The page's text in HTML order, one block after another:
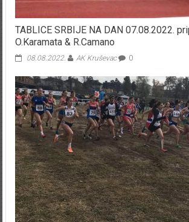
TABLICE SRBIJE NA DAN 07.08.2022.
O.Karamata & R.Camano
08.08.2022. AK Kruševac 0